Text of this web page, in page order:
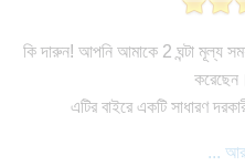
কি দারুন! আপনি আমাকে 2 ঘন্টা মূল্য
এটির বাইরে একটি সাধারণ
...